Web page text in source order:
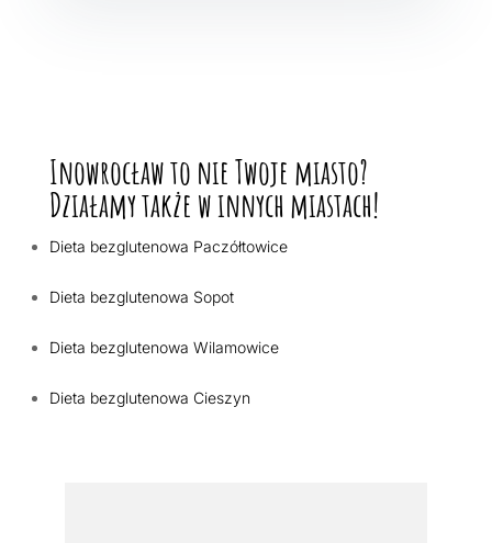
Inowrocław to nie Twoje miasto?
Działamy także w innych miastach!
Dieta bezglutenowa Paczółtowice
Dieta bezglutenowa Sopot
Dieta bezglutenowa Wilamowice
Dieta bezglutenowa Cieszyn